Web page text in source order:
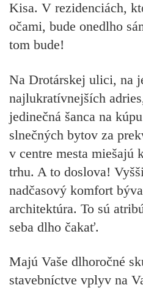
Kisa. V rezidenciách,
očami, bude onedlho
tom bude!
Na Drotárskej ulici, na
najlukratívnejších
jedinečná šanca na
slnečných bytov za
v centre mesta miešajú
trhu. A to doslova!
nadčasový komfort
architektúra. To sú
seba dlho čakať.
Majú Vaše dlhoročné
stavebníctve vplyv na